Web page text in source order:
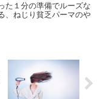
た１分の準備でルーズな
、ねじり貧乏パーマのや